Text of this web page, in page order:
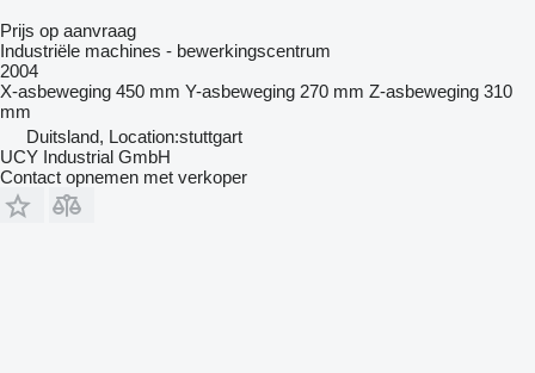
Prijs op aanvraag
Industriële machines - bewerkingscentrum
2004
X-asbeweging 450 mm Y-asbeweging 270 mm Z-asbeweging 310
mm
Duitsland, Location:stuttgart
UCY Industrial GmbH
Contact opnemen met verkoper